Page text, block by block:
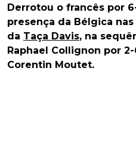
Derrotou o francês por
presença da Bélgica
da Taça Davis, na
Raphael Collignon por
Corentin Moutet.